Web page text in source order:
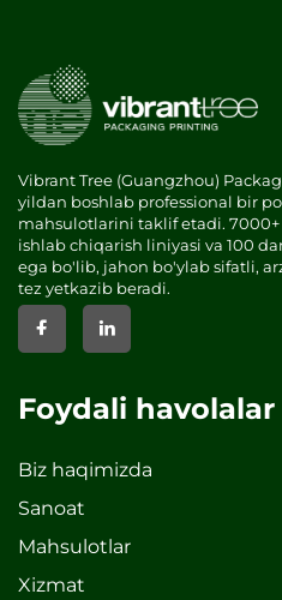
Vibrant Tree (Guangzhou)
yildan boshlab professional bir
mahsulotlarini taklif etadi. 7000+
ishlab chiqarish liniyasi va 100
ega bo'lib, jahon bo'ylab sifatli,
tez yetkazib beradi.
Foydali havolalar
Biz haqimizda
Sanoat
Mahsulotlar
Xizmat